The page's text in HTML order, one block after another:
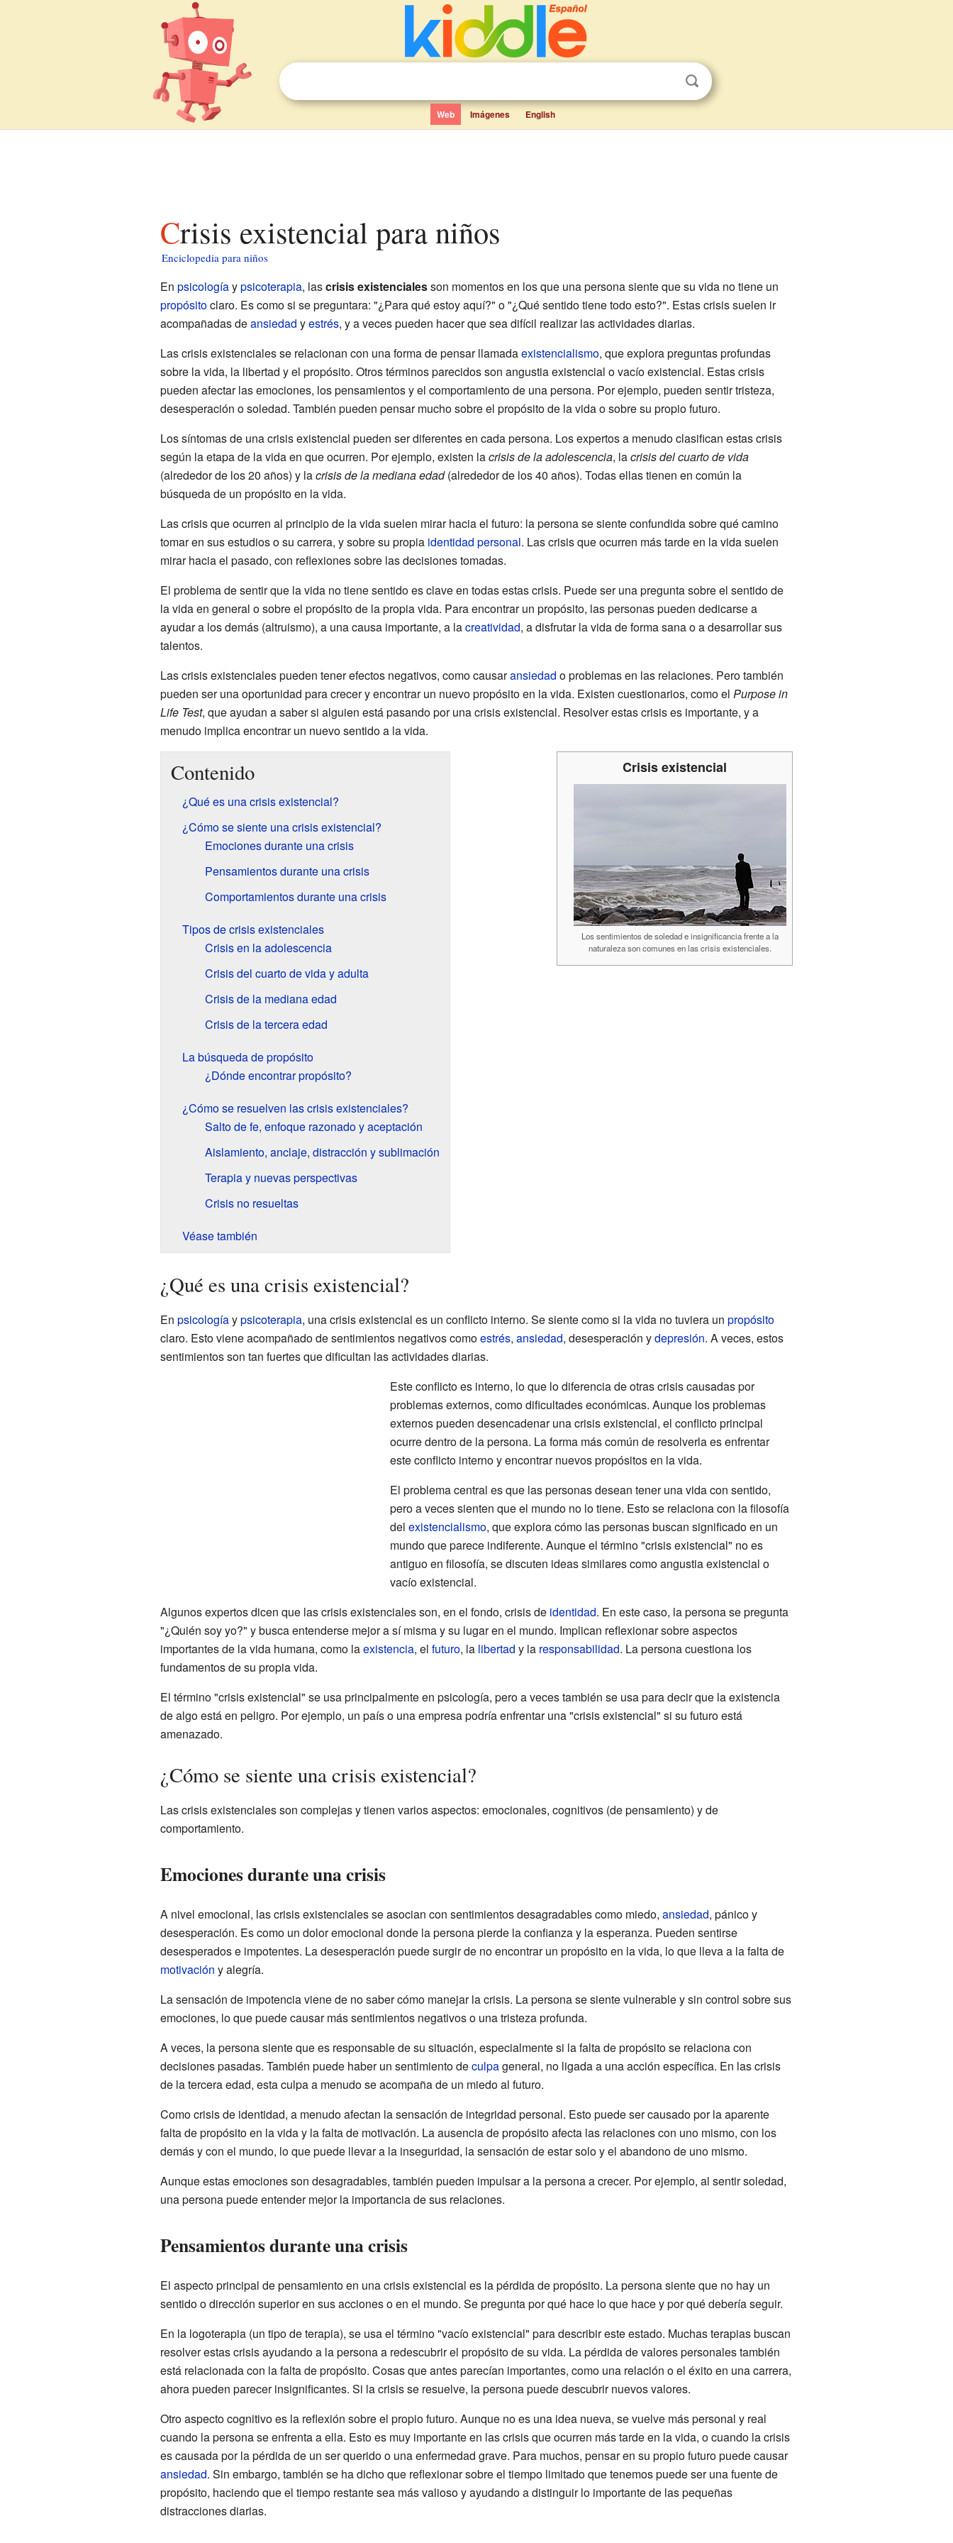
Web Imágenes English
Crisis existencial para niños
Enciclopedia para niños
En psicologíaypsicoterapia, lascrisis existencialesson momentos en los que una persona siente que su vida no tiene un
propósitoclaro. Es como si se preguntara: "¿Para qué estoy aquí?" o "¿Qué sentido tiene todo esto?". Estas crisis suelen ir
acompañadas deansiedad yestrés, y a veces pueden hacer que sea difícil realizar las actividades diarias.
Las crisis existenciales se relacionan con una forma de pensar llamadaexistencialismo, que explora preguntas profundas
sobre la vida, la libertad y el propósito. Otros términos parecidos son angustia existencial o vacío existencial. Estas crisis
pueden afectar las emociones, los pensamientos y el comportamiento de una persona. Por ejemplo, pueden sentir tristeza,
desesperación o soledad. También pueden pensar mucho sobre el propósito de la vida o sobre su propio futuro.
Los síntomas de una crisis existencial pueden ser diferentes en cada persona. Los expertos a menudo clasifican estas crisis
según la etapa de la vida en que ocurren. Por ejemplo, existen lacrisis de la adolescencia, lacrisis del cuarto de vida
(alrededor de los 20 años) y lacrisis de la mediana edad(alrededor de los 40 años). Todas ellas tienen en común la
búsqueda de un propósito en la vida.
Las crisis que ocurren al principio de la vida suelen mirar hacia el futuro: la persona se siente confundida sobre qué camino
tomar en sus estudios o su carrera, y sobre su propia identidad personal. Las crisis que ocurren más tarde en la vida suelen
mirar hacia el pasado, con reflexiones sobre las decisiones tomadas.
El problema de sentir que la vida no tiene sentido es clave en todas estas crisis. Puede ser una pregunta sobre el sentido de
la vida en general o sobre el propósito de la propia vida. Para encontrar un propósito, las personas pueden dedicarse a
ayudar a los demás (altruismo), a una causa importante, a lacreatividad, a disfrutar la vida de forma sana o a desarrollar sus
talentos.
Las crisis existenciales pueden tener efectos negativos, como causaransiedad o problemas en las relaciones. Pero también
pueden ser una oportunidad para crecer y encontrar un nuevo propósito en la vida. Existen cuestionarios, como el Purpose in
Life Test, que ayudan a saber si alguien está pasando por una crisis existencial. Resolver estas crisis es importante, y a
menudo implica encontrar un nuevo sentido a la vida.
Crisis existencial
Los sentimientos de soledad e insignificancia frente a la
naturaleza son comunes en las crisis existenciales.
Contenido
¿Qué es una crisis existencial?
¿Cómo se siente una crisis existencial?
Emociones durante una crisis
Pensamientos durante una crisis
Comportamientos durante una crisis
Tipos de crisis existenciales
Crisis en la adolescencia
Crisis del cuarto de vida y adulta
Crisis de la mediana edad
Crisis de la tercera edad
La búsqueda de propósito
¿Dónde encontrar propósito?
¿Cómo se resuelven las crisis existenciales?
Salto de fe, enfoque razonado y aceptación
Aislamiento, anclaje, distracción y sublimación
Terapia y nuevas perspectivas
Crisis no resueltas
Véase también
¿Qué es una crisis existencial?
En psicologíaypsicoterapia, una crisis existencial es un conflicto interno. Se siente como si la vida no tuviera un propósito
claro. Esto viene acompañado de sentimientos negativos comoestrés, ansiedad, desesperación ydepresión. A veces, estos
sentimientos son tan fuertes que dificultan las actividades diarias.
Este conflicto es interno, lo que lo diferencia de otras crisis causadas por
problemas externos, como dificultades económicas. Aunque los problemas
externos pueden desencadenar una crisis existencial, el conflicto principal
ocurre dentro de la persona. La forma más común de resolverla es enfrentar
este conflicto interno y encontrar nuevos propósitos en la vida.
El problema central es que las personas desean tener una vida con sentido,
pero a veces sienten que el mundo no lo tiene. Esto se relaciona con la filosofía
del existencialismo, que explora cómo las personas buscan significado en un
mundo que parece indiferente. Aunque el término "crisis existencial" no es
antiguo en filosofía, se discuten ideas similares como angustia existencial o
vacío existencial.
Algunos expertos dicen que las crisis existenciales son, en el fondo, crisis de identidad. En este caso, la persona se pregunta
"¿Quién soy yo?" y busca entenderse mejor a sí misma y su lugar en el mundo. Implican reflexionar sobre aspectos
importantes de la vida humana, como laexistencia, el futuro, la libertad y la responsabilidad. La persona cuestiona los
fundamentos de su propia vida.
El término "crisis existencial" se usa principalmente en psicología, pero a veces también se usa para decir que la existencia
de algo está en peligro. Por ejemplo, un país o una empresa podría enfrentar una "crisis existencial" si su futuro está
amenazado.
¿Cómo se siente una crisis existencial?
Las crisis existenciales son complejas y tienen varios aspectos: emocionales, cognitivos (de pensamiento) y de
comportamiento.
Emociones durante una crisis
A nivel emocional, las crisis existenciales se asocian con sentimientos desagradables como miedo, ansiedad, pánico y
desesperación. Es como un dolor emocional donde la persona pierde la confianza y la esperanza. Pueden sentirse
desesperados e impotentes. La desesperación puede surgir de no encontrar un propósito en la vida, lo que lleva a la falta de
motivación y alegría.
La sensación de impotencia viene de no saber cómo manejar la crisis. La persona se siente vulnerable y sin control sobre sus
emociones, lo que puede causar más sentimientos negativos o una tristeza profunda.
A veces, la persona siente que es responsable de su situación, especialmente si la falta de propósito se relaciona con
decisiones pasadas. También puede haber un sentimiento deculpageneral, no ligada a una acción específica. En las crisis
de la tercera edad, esta culpa a menudo se acompaña de un miedo al futuro.
Como crisis de identidad, a menudo afectan la sensación de integridad personal. Esto puede ser causado por la aparente
falta de propósito en la vida y la falta de motivación. La ausencia de propósito afecta las relaciones con uno mismo, con los
demás y con el mundo, lo que puede llevar a la inseguridad, la sensación de estar solo y el abandono de uno mismo.
Aunque estas emociones son desagradables, también pueden impulsar a la persona a crecer. Por ejemplo, al sentir soledad,
una persona puede entender mejor la importancia de sus relaciones.
Pensamientos durante una crisis
El aspecto principal de pensamiento en una crisis existencial es la pérdida de propósito. La persona siente que no hay un
sentido o dirección superior en sus acciones o en el mundo. Se pregunta por qué hace lo que hace y por qué debería seguir.
En la logoterapia (un tipo de terapia), se usa el término "vacío existencial" para describir este estado. Muchas terapias buscan
resolver estas crisis ayudando a la persona a redescubrir el propósito de su vida. La pérdida de valores personales también
está relacionada con la falta de propósito. Cosas que antes parecían importantes, como una relación o el éxito en una carrera,
ahora pueden parecer insignificantes. Si la crisis se resuelve, la persona puede descubrir nuevos valores.
Otro aspecto cognitivo es la reflexión sobre el propio futuro. Aunque no es una idea nueva, se vuelve más personal y real
cuando la persona se enfrenta a ella. Esto es muy importante en las crisis que ocurren más tarde en la vida, o cuando la crisis
es causada por la pérdida de un ser querido o una enfermedad grave. Para muchos, pensar en su propio futuro puede causar
ansiedad. Sin embargo, también se ha dicho que reflexionar sobre el tiempo limitado que tenemos puede ser una fuente de
propósito, haciendo que el tiempo restante sea más valioso y ayudando a distinguir lo importante de las pequeñas
distracciones diarias.